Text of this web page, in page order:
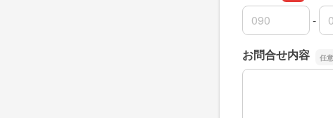
連絡先の市外局番
-
連絡先の市内局番
連絡先の加入者
お問合せ内容
お問合せ内容